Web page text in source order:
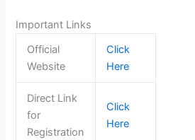
Important Links
Official
Website
Click
Here
Direct Link
for
Registration
Click
Here